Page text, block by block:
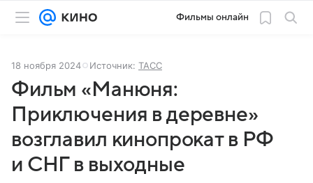
Фильмы онлайн
18 ноября 2024 Источник: ТАСС
Фильм «Манюня:
Приключения в деревне»
возглавил кинопрокат в РФ
и СНГ в выходные